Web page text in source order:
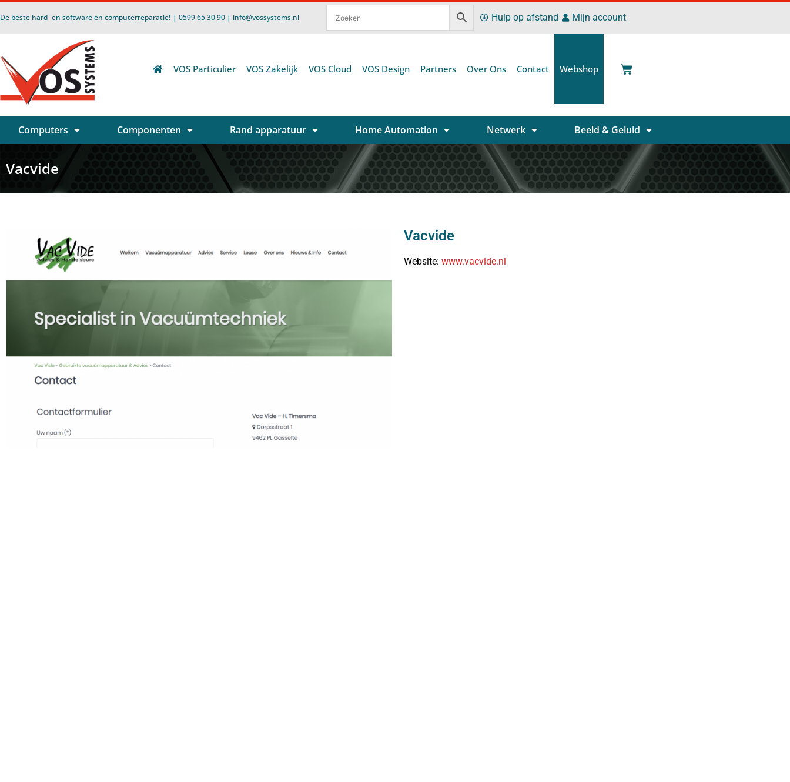
De beste hard- en software en computerreparatie! | 0599 65 30 90 | info@vossystems.nl Hulp op afstand Mijn account
VOS Particulier VOS Zakelijk VOS Cloud VOS Design Partners Over Ons Contact Webshop
Computers Componenten Rand apparatuur Home Automation Netwerk Beeld & Geluid
Vacvide
Vacvide
Website: www.vacvide.nl